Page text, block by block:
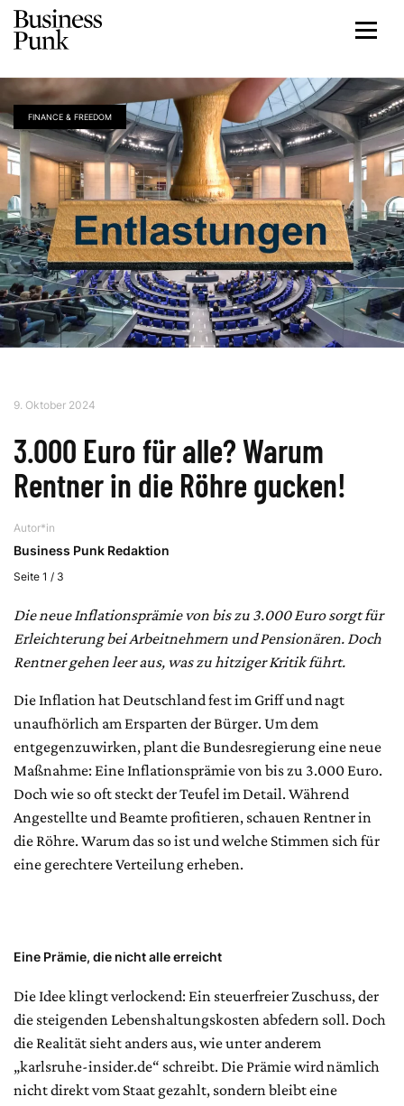
FINANCE & FREEDOM
9. Oktober 2024
3.000 Euro für alle? Warum
Rentner in die Röhre gucken!
Autor*in
Business Punk Redaktion
Seite 1 / 3
Die neue Inflationsprämie von bis zu 3.000 Euro sorgt für
Erleichterung bei Arbeitnehmern und Pensionären. Doch
Rentner gehen leer aus, was zu hitziger Kritik führt.
Die Inflation hat Deutschland fest im Griff und nagt
unaufhörlich am Ersparten der Bürger. Um dem
entgegenzuwirken, plant die Bundesregierung eine neue
Maßnahme: Eine Inflationsprämie von bis zu 3.000 Euro.
Doch wie so oft steckt der Teufel im Detail. Während
Angestellte und Beamte profitieren, schauen Rentner in
die Röhre. Warum das so ist und welche Stimmen sich für
eine gerechtere Verteilung erheben.
Eine Prämie, die nicht alle erreicht
Die Idee klingt verlockend: Ein steuerfreier Zuschuss, der
die steigenden Lebenshaltungskosten abfedern soll. Doch
die Realität sieht anders aus, wie unter anderem
„karlsruhe-insider.de“ schreibt. Die Prämie wird nämlich
nicht direkt vom Staat gezahlt, sondern bleibt eine